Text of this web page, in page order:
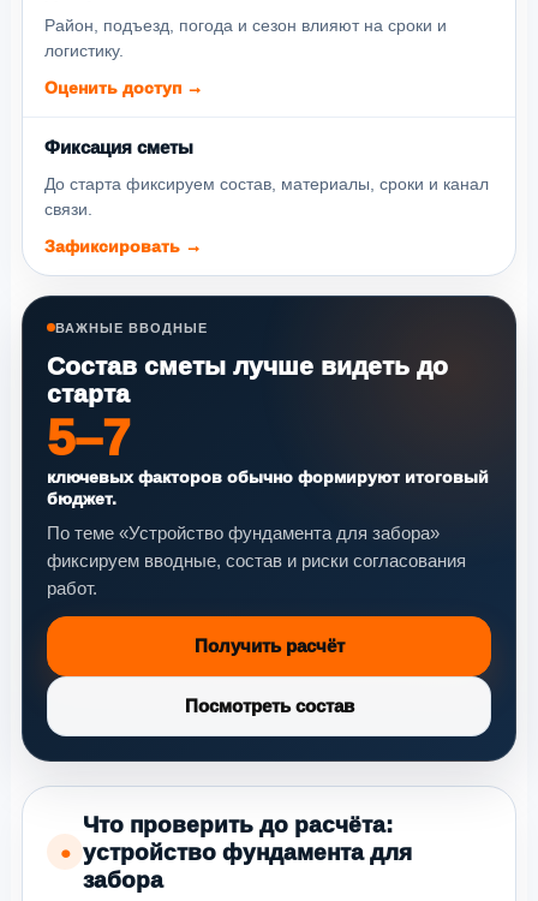
Район, подъезд, погода и сезон влияют на сроки и
логистику.
Оценить доступ →
Фиксация сметы
До старта фиксируем состав, материалы, сроки и канал
связи.
Зафиксировать →
ВАЖНЫЕ ВВОДНЫЕ
Состав сметы лучше видеть до
старта
5–7
ключевых факторов обычно формируют итоговый
бюджет.
По теме «Устройство фундамента для забора»
фиксируем вводные, состав и риски согласования
работ.
Получить расчёт
Посмотреть состав
●
Что проверить до расчёта:
устройство фундамента для
забора